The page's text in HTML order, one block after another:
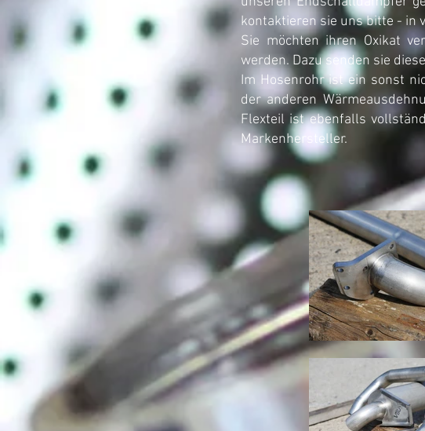
kontaktieren sie uns bitte - in
Sie möchten ihren Oxikat
werden. Dazu senden sie
Im Hosenrohr ist ein sonst
der anderen
Flexteil ist ebenfalls
Markenhersteller.